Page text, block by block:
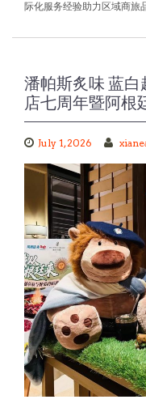
店七周年暨阿根